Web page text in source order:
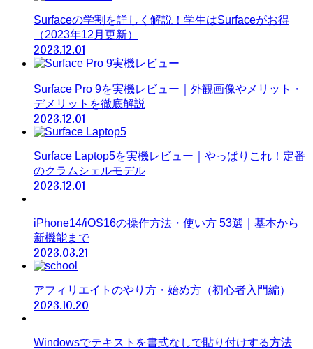
Surfaceの学割を詳しく解説！学生はSurfaceがお得
（2023年12月更新）
2023.12.01
Surface Pro 9を実機レビュー｜外観画像やメリット・
デメリットを徹底解説
2023.12.01
Surface Laptop5を実機レビュー｜やっぱりこれ！定番
のクラムシェルモデル
2023.12.01
iPhone14/iOS16の操作方法・使い方 53選｜基本から
新機能まで
2023.03.21
アフィリエイトのやり方・始め方（初心者入門編）
2023.10.20
Windowsでテキストを書式なしで貼り付けする方法